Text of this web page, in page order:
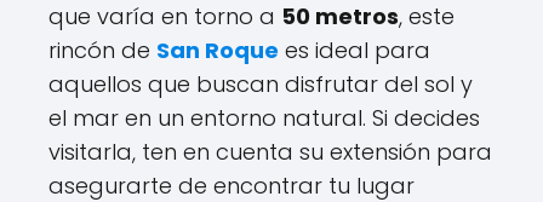
que varía en torno a 50 metros, este
rincón de San Roque es ideal para
aquellos que buscan disfrutar del sol y
el mar en un entorno natural. Si decides
visitarla, ten en cuenta su extensión para
asegurarte de encontrar tu lugar